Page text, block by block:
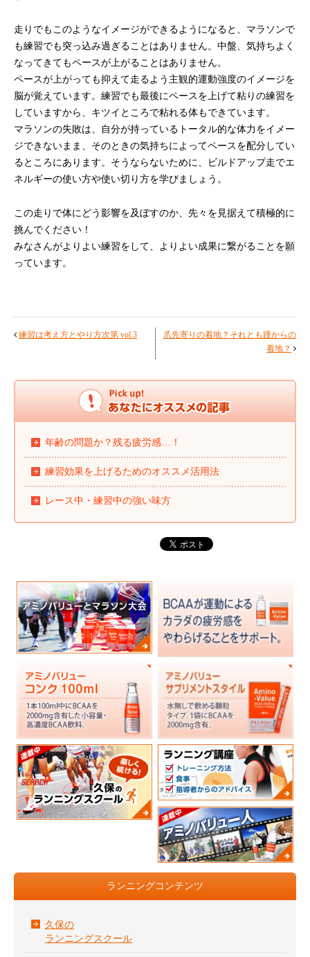
走りでもこのようなイメージができるようになると、マラソンで
も練習でも突っ込み過ぎることはありません。中盤、気持ちよく
なってきてもペースが上がることはありません。
ペースが上がっても抑えて走るよう主観的運動強度のイメージを
脳が覚えています。練習でも最後にペースを上げて粘りの練習を
していますから、キツイところで粘れる体もできています。
マラソンの失敗は、自分が持っているトータル的な体力をイメー
ジできないまま、そのときの気持ちによってペースを配分してい
るところにあります。そうならないために、ビルドアップ走でエ
ネルギーの使い方や使い切り方を学びましょう。
この走りで体にどう影響を及ぼすのか、先々を見据えて積極的に
挑んでください！
みなさんがよりよい練習をして、よりよい成果に繋がることを願
っています。
練習は考え方とやり方次第 vol.3
爪先寄りの着地？それとも踵からの
着地？
年齢の問題か？残る疲労感…！
練習効果を上げるためのオススメ活用法
レース中・練習中の強い味方
ランニングコンテンツ
久保の
ランニングスクール